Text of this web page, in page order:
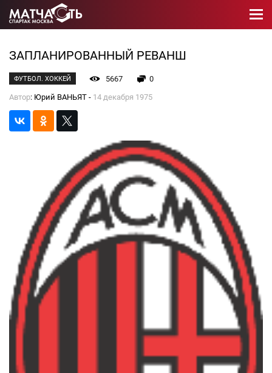
ЗАПЛАНИРОВАННЫЙ РЕВАНШ
ФУТБОЛ. ХОККЕЙ 5667
0
Автор: Юрий ВАНЬЯТ - 14 декабря 1975